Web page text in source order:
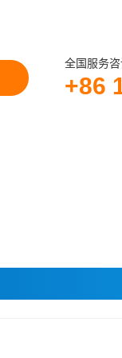
全国服务
+86